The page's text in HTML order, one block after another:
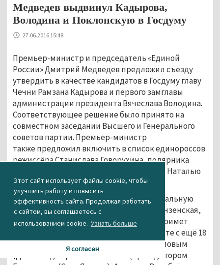
Этот сайт использует файлы cookie, чтобы
улучшить работу и повысить
эффективность сайта. Продолжая работать
с сайтом, вы соглашаетесь с
использованием cookie. Узнать больше
Я согласен
Медведев выдвинул Кадырова,
Володина и Поклонскую в Госдуму
27.06.2016 15:48
Премьер-министр и председатель «Единой
России» Дмитрий Медведев предложил съезду
утвердить в качестве кандидатов в Госдуму главу
Чечни Рамзана Кадырова и первого замглавы
администрации президента Вячеслава Володина.
Соответствующее решение было принято на
совместном заседании Высшего и Генерального
советов партии. Премьер-министр
также предложил включить в список единороссов
режиссёра Станислава Говорухина, полярника
Артура Чилингарова и прокурора Крыма Наталью
Поклонскую.
Вячеслав Володин войдёт в 15-ю региональную
группу (Волгоградская, Саратовская, Пензенская,
Тамбовская области). Рамзан Кадыров примет
участие в выборах в своём регионе вместе с ещё 18
главами субъектов: Рамзаном Абдулатиповым
(Дагестан), Сергем Аксёновым (Крым), Егором